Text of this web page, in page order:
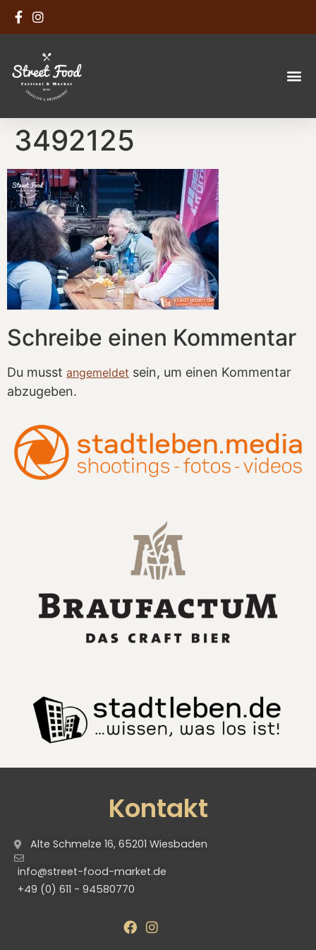
3492125
Schreibe einen Kommentar
Du musst angemeldet sein, um einen Kommentar
abzugeben.
Kontakt
Alte Schmelze 16, 65201 Wiesbaden
info@street-food-market.de
+49 (0) 611 - 94580770